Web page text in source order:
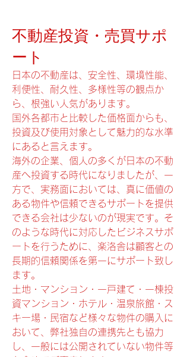
不動産投資・売買サポ
ート
日本の不動産は、安全性、環境性能、
利便性、耐久性、多様性等の観点か
ら、根強い人気があります。
国外各都市と比較した価格面からも、
投資及び使用対象として魅力的な水準
にあると言えます。
海外の企業、個人の多くが日本の不動
産へ投資する時代になりましたが、一
方で、実務面においては、真に価値の
ある物件や信頼できるサポートを提供
できる会社は少ないのが現実です。そ
のような時代に対応したビジネスサポ
ートを行うために、楽洛舎は顧客との
長期的信頼関係を第一にサポート致し
ます。
土地・マンション・一戸建て・一棟投
資マンション・ホテル・温泉旅館・ス
キー場・民宿など様々な物件の購入に
おいて、弊社独自の連携先とも協力
し、一般には公開されていない物件等